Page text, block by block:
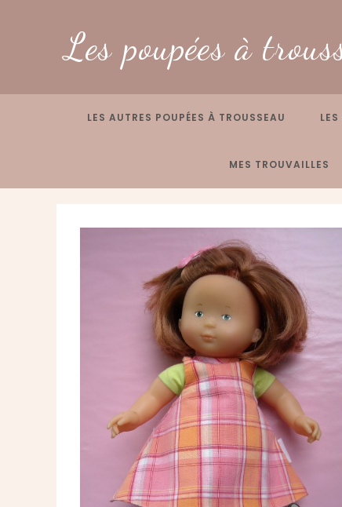
Les poupées à
LES AUTRES POUPÉES À TROUSSEAU
MES TROUVAILLES